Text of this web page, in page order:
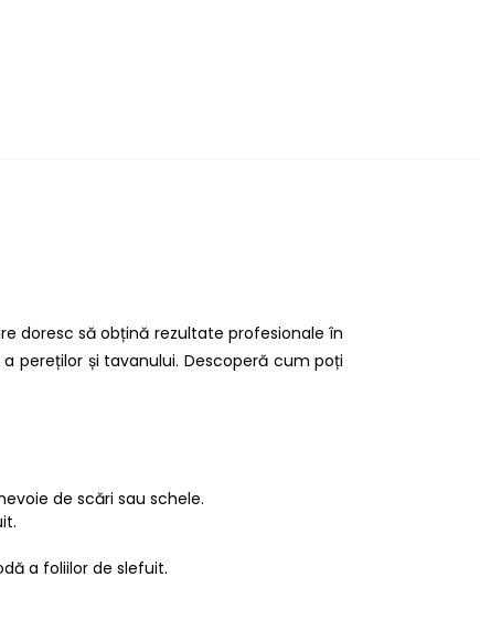
doresc să obțină rezultate profesionale în
pereților și tavanului. Descoperă cum poți
de scări sau schele.
a foliilor de slefuit.